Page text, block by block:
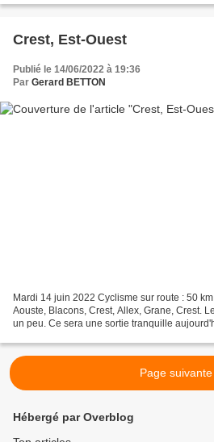
Crest, Est-Ouest
Publié le 14/06/2022 à 19:36
Par Gerard BETTON
Mardi 14 juin 2022 Cyclisme sur route : 50
Aouste, Blacons, Crest, Allex, Grane, Crest.
un peu. Ce sera une sortie tranquille
Page
Hébergé par Overblog